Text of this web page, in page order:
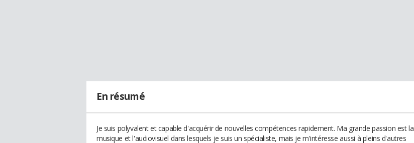
En résumé
Je suis polyvalent et capable d'acquérir de nouvelles compétences rapidement. Ma grande passion est la
musique et l'audiovisuel dans lesquels je suis un spécialiste, mais je m'intéresse aussi à pleins d'autres